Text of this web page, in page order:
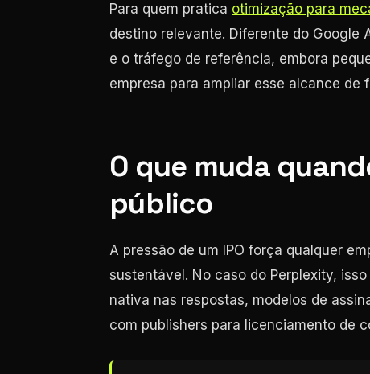
Para quem pratica otimização para
destino relevante. Diferente do Google
e o tráfego de referência, embora
empresa para ampliar esse alcance de
O que muda
público
A pressão de um IPO força qualquer
sustentável. No caso do Perplexity,
nativa nas respostas, modelos de
com publishers para licenciamento de